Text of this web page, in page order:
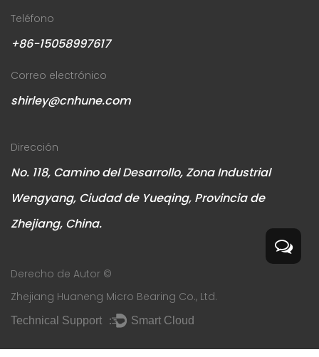
Teléfono
+86-15058997617
Correo electrónico
shirley@cnhune.com
Dirección
No. 118, Camino del Desarrollo, Zona Industrial
Wengyang, Ciudad de Yueqing, Provincia de
Zhejiang, China.
Derecho de Autor ©
Zhejiang Huaneng Micro Bearing Co., Ltd.
Technical Support ： Smart Cloud